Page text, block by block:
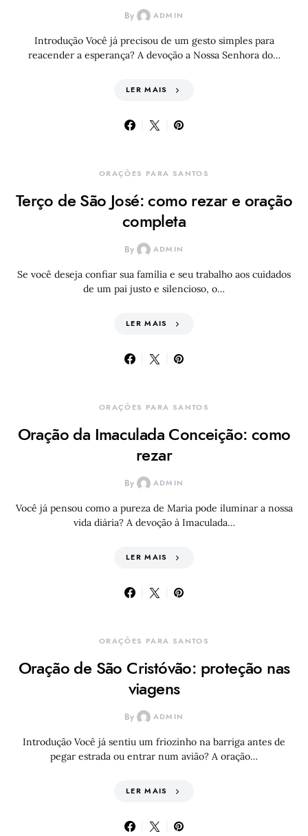
By ADMIN
Introdução Você já precisou de um gesto simples para
reacender a esperança? A devoção a Nossa Senhora do…
LER MAIS
ORAÇÕES PARA SANTOS
Terço de São José: como rezar e oração
completa
By ADMIN
Se você deseja confiar sua família e seu trabalho aos cuidados
de um pai justo e silencioso, o…
LER MAIS
ORAÇÕES PARA SANTOS
Oração da Imaculada Conceição: como
rezar
By ADMIN
Você já pensou como a pureza de Maria pode iluminar a nossa
vida diária? A devoção à Imaculada…
LER MAIS
ORAÇÕES PARA SANTOS
Oração de São Cristóvão: proteção nas
viagens
By ADMIN
Introdução Você já sentiu um friozinho na barriga antes de
pegar estrada ou entrar num avião? A oração…
LER MAIS